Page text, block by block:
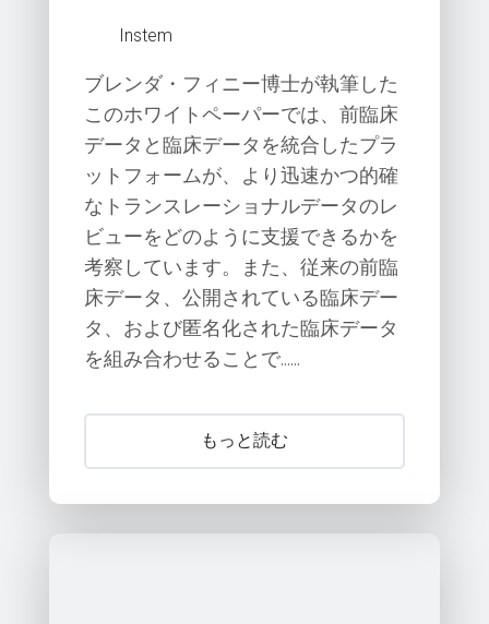
Instem
ブレンダ・フィニー博士が執筆した
このホワイトペーパーでは、前臨床
データと臨床データを統合したプラ
ットフォームが、より迅速かつ的確
なトランスレーショナルデータのレ
ビューをどのように支援できるかを
考察しています。また、従来の前臨
床データ、公開されている臨床デー
タ、および匿名化された臨床データ
を組み合わせることで……
もっと読む